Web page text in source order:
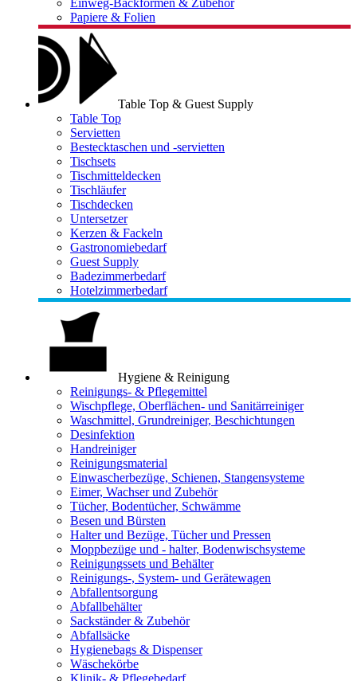
Einweg-Backformen & Zubehör
Papiere & Folien
Table Top & Guest Supply
Table Top
Servietten
Bestecktaschen und -servietten
Tischsets
Tischmitteldecken
Tischläufer
Tischdecken
Untersetzer
Kerzen & Fackeln
Gastronomiebedarf
Guest Supply
Badezimmerbedarf
Hotelzimmerbedarf
Hygiene & Reinigung
Reinigungs- & Pflegemittel
Wischpflege, Oberflächen- und Sanitärreiniger
Waschmittel, Grundreiniger, Beschichtungen
Desinfektion
Handreiniger
Reinigungsmaterial
Einwascherbezüge, Schienen, Stangensysteme
Eimer, Wachser und Zubehör
Tücher, Bodentücher, Schwämme
Besen und Bürsten
Halter und Bezüge, Tücher und Pressen
Moppbezüge und - halter, Bodenwischsysteme
Reinigungssets und Behälter
Reinigungs-, System- und Gerätewagen
Abfallentsorgung
Abfallbehälter
Sackständer & Zubehör
Abfallsäcke
Hygienebags & Dispenser
Wäschekörbe